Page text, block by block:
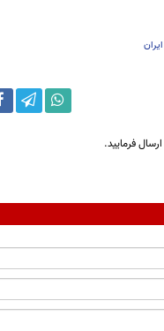
فرمایید.